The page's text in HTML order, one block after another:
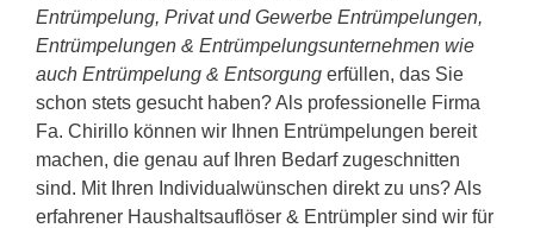
Entrümpelung, Privat und Gewerbe Entrümpelungen,
Entrümpelungen & Entrümpelungsunternehmen wie
auch Entrümpelung & Entsorgung erfüllen, das Sie
schon stets gesucht haben? Als professionelle Firma
Fa. Chirillo können wir Ihnen Entrümpelungen bereit
machen, die genau auf Ihren Bedarf zugeschnitten
sind. Mit Ihren Individualwünschen direkt zu uns? Als
erfahrener Haushaltsauflöser & Entrümpler sind wir für